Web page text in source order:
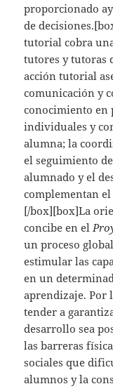
proporcionado
de
tutorial cobra
tutores y tutoras
acción tutorial
comunicación y
conocimiento en
individuales y
alumna; la
el seguimiento
alumnado y el
complementan
[/box][box]La
concibe en el
un proceso
estimular las
en un
aprendizaje. Por
tender a
desarrollo sea
las barreras
sociales que
alumnos y la